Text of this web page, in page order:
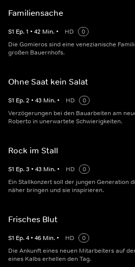
Familiensache
S1 Ep.1 • 42 Min. • HD
0
Die Gomieros sind eine venezianische
großen Bauernhofs.
Ohne Saat kein Salat
S1 Ep.2 • 43 Min. • HD
0
Verzögerungen bei den Bauarbeiten am
Roberto in unerwartete Schwierigkeiten.
Rock im Stall
S1 Ep.3 • 43 Min. • HD
0
Ein Stallkonzert soll der jungen Generation
näher bringen und sie inspirieren.
Frisches Blut
S1 Ep.4 • 46 Min. • HD
0
Die Ankunft eines neuen Mitarbeiters auf
eines Kalbs erhellen den Tag.